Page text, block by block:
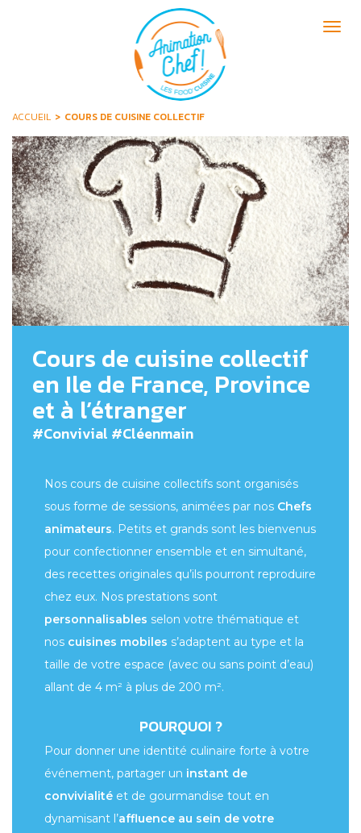
ACCUEIL COURS DE CUISINE COLLECTIF
Cours de cuisine collectif
en Ile de France, Province
et à l’étranger
#Convivial #Cléenmain
Nos cours de cuisine collectifs sont organisés
sous forme de sessions, animées par nos Chefs
animateurs. Petits et grands sont les bienvenus
pour confectionner ensemble et en simultané,
des recettes originales qu’ils pourront reproduire
chez eux. Nos prestations sont
personnalisables selon votre thématique et
nos cuisines mobiles s’adaptent au type et la
taille de votre espace (avec ou sans point d’eau)
allant de 4 m² à plus de 200 m².
POURQUOI ?
Pour donner une identité culinaire forte à votre
événement, partager un instant de
convivialité et de gourmandise tout en
dynamisant l’affluence au sein de votre